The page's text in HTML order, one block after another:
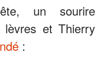
un sourire
et Thierry
: